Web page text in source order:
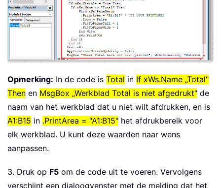
Opmerking: In de code is Total in If xWs.Name „Total"
Then en MsgBox „Werkblad Total is niet afgedrukt" de
naam van het werkblad dat u niet wilt afdrukken, en is
A1:B15 in .PrintArea = "A1:B15" het afdrukbereik voor
elk werkblad. U kunt deze waarden naar wens
aanpassen.
3. Druk op F5 om de code uit te voeren. Vervolgens
verschijnt een dialoogvenster met de melding dat het